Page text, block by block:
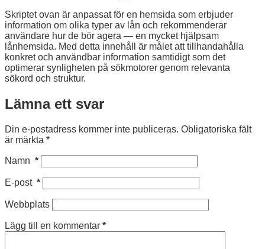
Skriptet ovan är anpassat för en hemsida som erbjuder
information om olika typer av lån och rekommenderar
användare hur de bör agera — en mycket hjälpsam
lånhemsida. Med detta innehåll är målet att tillhandahålla
konkret och användbar information samtidigt som det
optimerar synligheten på sökmotorer genom relevanta
sökord och struktur.
Lämna ett svar
Din e-postadress kommer inte publiceras. Obligatoriska fält
är märkta *
Namn *
E-post *
Webbplats
Lägg till en kommentar *